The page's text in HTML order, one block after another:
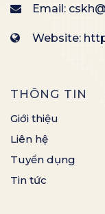
Email:
Website:
THÔNG TIN
Giới thiệu
Liên hệ
Tuyển dụng
Tin tức